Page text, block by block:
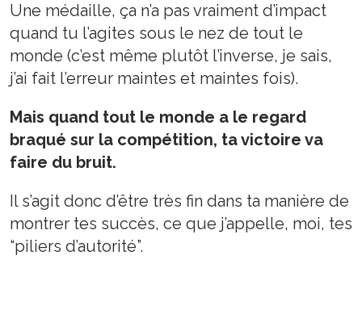
Une médaille, ça n’a pas vraiment d’impact
quand tu l’agites sous le nez de tout le
monde (c’est même plutôt l’inverse, je sais,
j’ai fait l’erreur maintes et maintes fois).
Mais quand tout le monde a le regard
braqué sur la compétition, ta victoire va
faire du bruit.
Il s’agit donc d’être très fin dans ta manière de
montrer tes succès, ce que j’appelle, moi, tes
“piliers d’autorité”.